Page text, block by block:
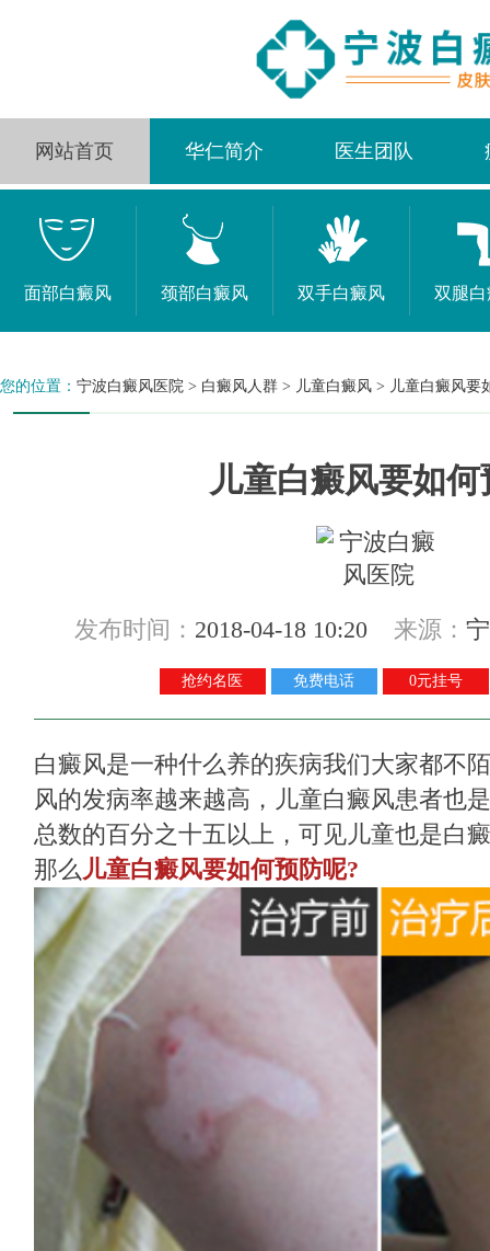
网站首页 华仁简介 医生团队
面部白癜风 颈部白癜风 双手白癜风 双腿
您的位置： 宁波白癜风医院 > 白癜风人群 > 儿童白癜风 > 儿童白癜风要
儿童白癜风要如何
发布时间： 2018-04-18 10:20 来源：
抢约名医 免费电话 0元挂号
白癜风是一种什么养的疾病我们大家都不
风的发病率越来越高，儿童白癜风患者也
总数的百分之十五以上，可见儿童也是白
那么儿童白癜风要如何预防呢?